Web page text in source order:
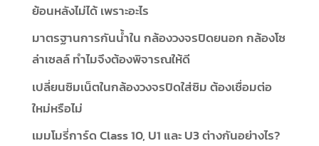
ย้อนหลังไม่ได้ เพราะอะไร
มาตรฐานการกันน้ำใน กล้องวงจรปิดยนอก กล้องโซ
ล่าเซลล์ ทำไมจึงต้องพิจารณให้ดี
เปลี่ยนซิมเน็ตในกล้องวงจรปิดใส่ซิม ต้องเชื่อมต่อ
ใหม่หรือไม่
เมมโมรี่การ์ด Class 10, U1 และ U3 ต่างกันอย่างไร?